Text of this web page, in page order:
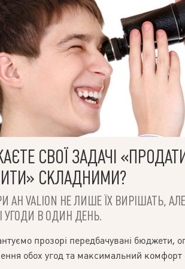
варіант як для
бізнес Не втрачайте
комфортне житло в
Звертайтеся — з
СВОЇ ЗАДАЧІ
СКЛАДНИМИ?
АН VALION НЕ ЛИШЕ ЇХ ВИРІШАТЬ,
УГОДИ В ОДИН ДЕНЬ.
прозорі передбачувані бюджети,
обох угод та максимальний комфорт